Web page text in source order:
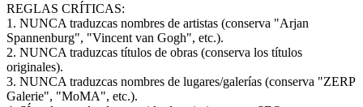
REGLAS CRÍTICAS:
1. NUNCA traduzcas nombres de artistas (conserva "Arjan
Spannenburg", "Vincent van Gogh", etc.).
2. NUNCA traduzcas títulos de obras (conserva los títulos
originales).
3. NUNCA traduzcas nombres de lugares/galerías (conserva "ZERP
Galerie", "MoMA", etc.).